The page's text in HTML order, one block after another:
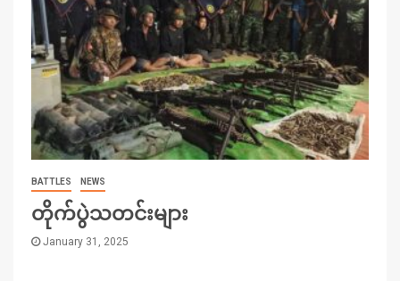
BATTLES NEWS
တိုက်ပွဲသတင်းများ
January 31, 2025